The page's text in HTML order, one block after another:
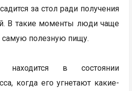
за стол ради получения
В такие моменты люди чаще
полезную пищу.
находится в состоянии
когда его угнетают какие-